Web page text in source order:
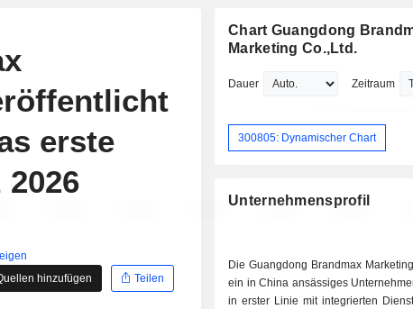
erste
hinzufügen
Teilen
Chart Guangdong
Marketing Co.,Ltd.
Dauer Zeitraum
300805: Dynamischer Chart
Unternehmensprofil
Die Guangdong Brandmax
ein in China ansässiges
in erster Linie mit integrierten